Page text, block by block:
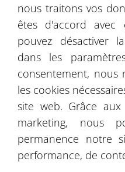
nous traitons vos
êtes d'accord avec
pouvez désactiver
dans les
consentement, nous
les cookies
site web. Grâce
marketing, nous
permanence notre
performance, de